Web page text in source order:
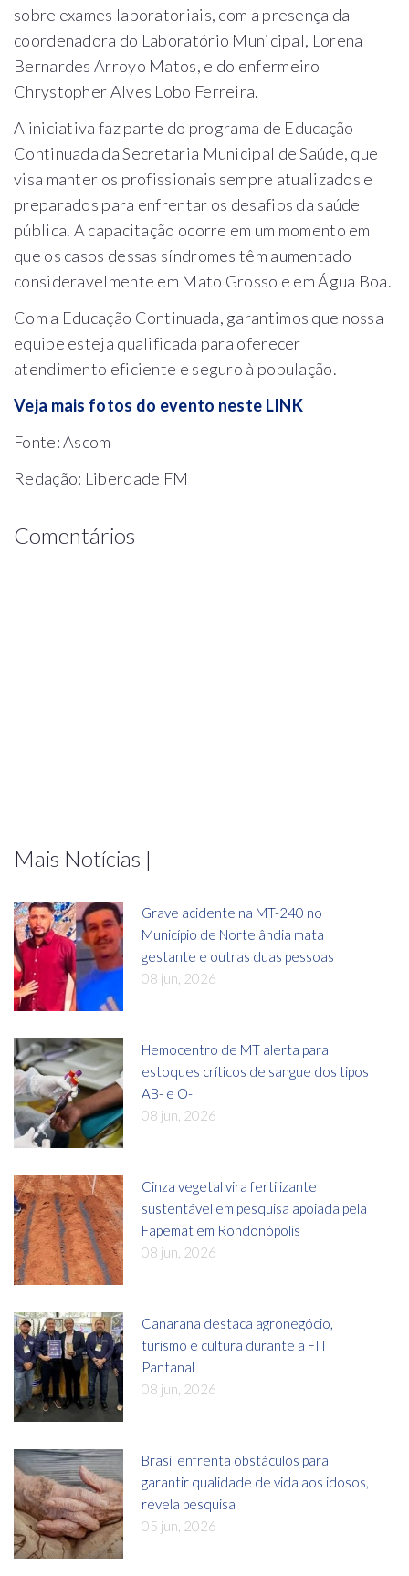
sobre exames laboratoriais, com a presença da
coordenadora do Laboratório Municipal, Lorena
Bernardes Arroyo Matos, e do enfermeiro
Chrystopher Alves Lobo Ferreira.
A iniciativa faz parte do programa de Educação
Continuada da Secretaria Municipal de Saúde, que
visa manter os profissionais sempre atualizados e
preparados para enfrentar os desafios da saúde
pública. A capacitação ocorre em um momento em
que os casos dessas síndromes têm aumentado
consideravelmente em Mato Grosso e em Água Boa.
Com a Educação Continuada, garantimos que nossa
equipe esteja qualificada para oferecer
atendimento eficiente e seguro à população.
Veja mais fotos do evento neste LINK
Fonte: Ascom
Redação: Liberdade FM
Comentários
Mais Notícias |
Grave acidente na MT-240 no
Município de Nortelândia mata
gestante e outras duas pessoas
08 jun, 2026
Hemocentro de MT alerta para
estoques críticos de sangue dos tipos
AB- e O-
08 jun, 2026
Cinza vegetal vira fertilizante
sustentável em pesquisa apoiada pela
Fapemat em Rondonópolis
08 jun, 2026
Canarana destaca agronegócio,
turismo e cultura durante a FIT
Pantanal
08 jun, 2026
Brasil enfrenta obstáculos para
garantir qualidade de vida aos idosos,
revela pesquisa
05 jun, 2026